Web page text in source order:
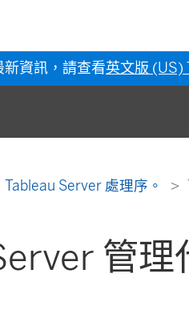
資訊，請查看英文版 (US)
Tableau Server 處理序。
管理